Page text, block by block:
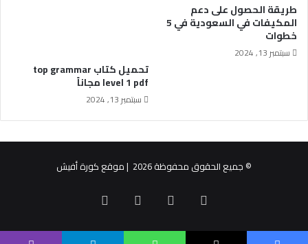
طريقة الحصول على دعم
المكيفات في السعودية في 5
خطوات
سبتمبر 13, 2024
تحميل كتاب top grammar
level 1 pdf مجاناً
سبتمبر 13, 2024
© جميع الحقوق محفوظة 2026 | موقع كورة أفيش
فيسبوك يوتيوب